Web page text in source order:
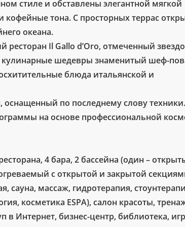
стиле и обставлены элегантной мягкой
тона. С просторных террас
океана.
Il Gallo d’Oro, отмеченный
кулинарные шедевры знаменитый шеф-
блюда итальянской и
оснащенный по последнему слову
на основе профессиональной
4 бара, 2 бассейна (один –
с открытой и закрытой
сауна, массаж, гидротерапия,
косметика ESPA), салон красоты,
в Интернет, бизнес-центр, библиотека,